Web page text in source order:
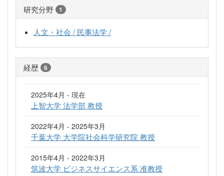
研究分野 1
人文・社会 / 民事法学 /
経歴 6
2025年4月 - 現在
上智大学 法学部 教授
2022年4月 - 2025年3月
千葉大学 大学院社会科学研究院 教授
2015年4月 - 2022年3月
筑波大学 ビジネスサイエンス系 准教授